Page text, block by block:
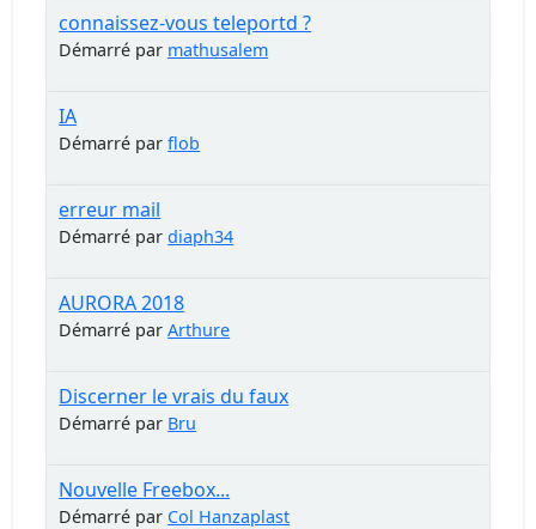
connaissez-vous teleportd ?
Démarré par mathusalem
IA
Démarré parflob
erreur mail
Démarré pardiaph34
AURORA 2018
Démarré parArthure
Discerner le vrais du faux
Démarré par Bru
Nouvelle Freebox...
Démarré par Col Hanzaplast